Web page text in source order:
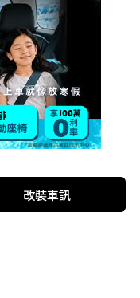
改裝車訊